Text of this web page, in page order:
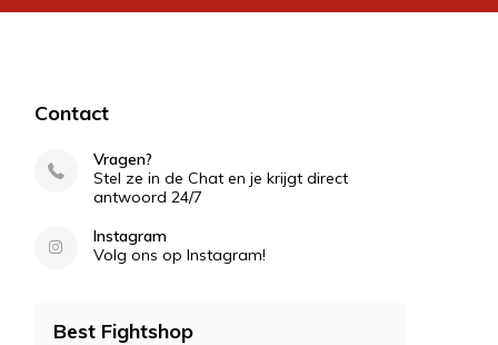
Contact
Vragen?
Stel ze in de Chat en je krijgt direct
antwoord 24/7
Instagram
Volg ons op Instagram!
Best Fightshop